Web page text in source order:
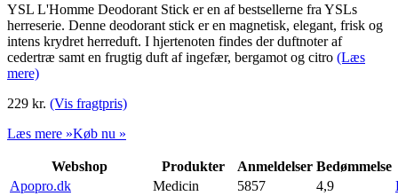
YSL L'Homme Deodorant Stick er en af bestsellerne fra YSLs
herreserie. Denne deodorant stick er en magnetisk, elegant, frisk og
intens krydret herreduft. I hjertenoten findes der duftnoter af
cedertræ samt en frugtig duft af ingefær, bergamot og citro (Læs
mere)
229 kr. (Vis fragtpris)
Læs mere »Køb nu »
Webshop Produkter Anmeldelser Bedømmelse
Apopro.dk
Medicin 5857 4,9